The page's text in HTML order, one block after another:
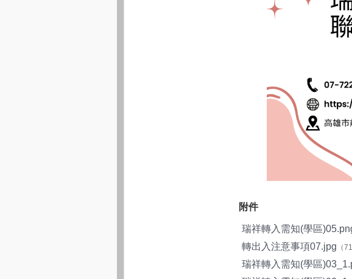
附件
瑞祥轉入需知(學區
轉出入注意事項07.jpg （
瑞祥轉入需知(學區